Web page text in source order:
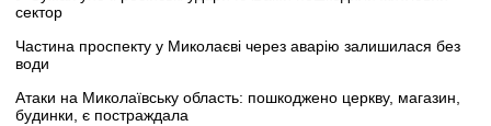
сектор
Частина проспекту у Миколаєві через аварію залишилася без
води
Атаки на Миколаївську область: пошкоджено церкву, магазин,
будинки, є постраждала